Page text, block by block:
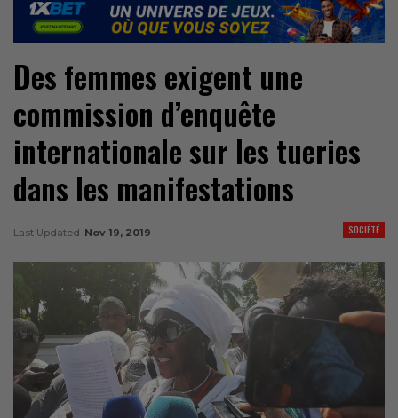
Des femmes exigent une
commission d’enquête
internationale sur les tueries
dans les manifestations
SOCIÉTÉ
Last Updated Nov 19, 2019